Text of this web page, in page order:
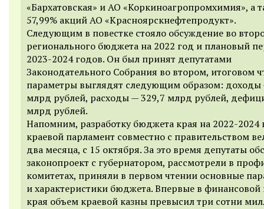
«Бархатовская» и АО «Коркиноагропромхимия», а
57,99% акций АО «Красноярскнефтепродукт».
Следующим в повестке стояло обсуждение во
регионального бюджета на 2022 год и плановый
2023-2024 годов. Он был принят депутатами
Законодательного Собрания во втором, итоговом
параметры выглядят следующим образом: доходы
млрд рублей, расходы — 329,7 млрд рублей,
млрд рублей.
Напомним, разработку бюджета края на 2022-2024
краевой парламент совместно с правительством
два месяца, с 15 октября. За это время депутаты
законопроект с губернатором, рассмотрели в
комитетах, приняли в первом чтении основные
и характеристики бюджета. Впервые в финансовой
края объем краевой казны превысил три сотни